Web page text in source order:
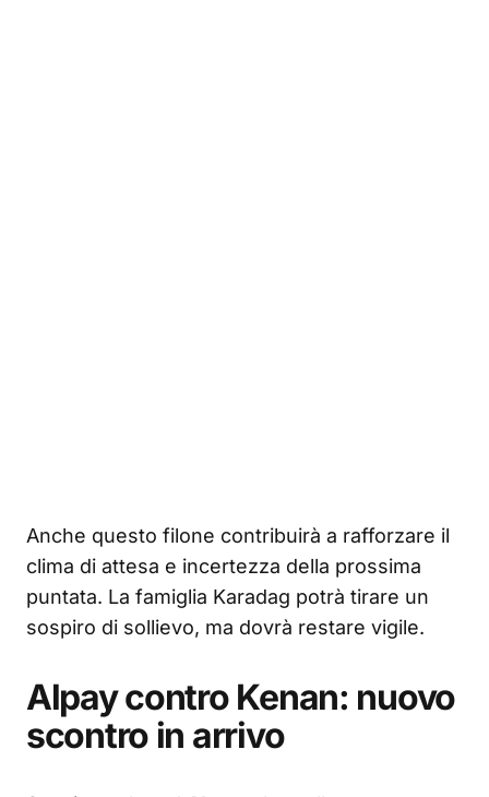
Anche questo filone contribuirà a rafforzare il
clima di attesa e incertezza della prossima
puntata. La famiglia Karadag potrà tirare un
sospiro di sollievo, ma dovrà restare vigile.
Alpay contro Kenan: nuovo
scontro in arrivo